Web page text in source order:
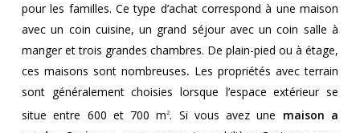
pour les familles. Ce type d’achat correspond à une maison
avec un coin cuisine, un grand séjour avec un coin salle à
manger et trois grandes chambres. De plain-pied ou à étage,
ces maisons sont nombreuses. Les propriétés avec terrain
sont généralement choisies lorsque l’espace extérieur se
situe entre 600 et 700 m2. Si vous avez une maison a